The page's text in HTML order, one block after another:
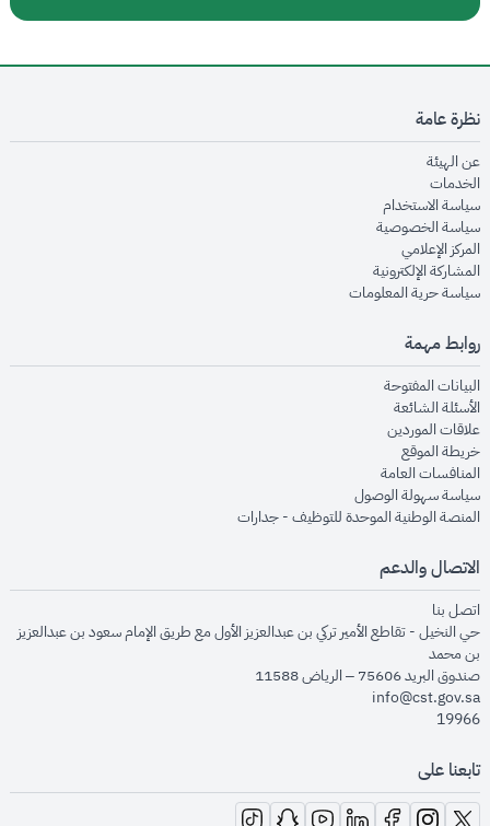
نظرة عامة
عن الهيئةopens in new window
الخدماتopens in new window
سياسة الاستخدام
سياسة الخصوصيةopens in new window
المركز الإعلاميopens in new window
المشاركة الإلكترونيةopens in new window
سياسة حرية المعلوماتopens in new window
روابط مهمة
البيانات المفتوحةopens in new window
الأسئلة الشائعةopens in new window
علاقات الموردينopens in new window
خريطة الموقعopens in new window
المنافسات العامةopens in new window
سياسة سهولة الوصولopens in new window
المنصة الوطنية الموحدة للتوظيف - جداراتopens in new window
الاتصال والدعم
اتصل بنا
حي النخيل - تقاطع الأمير تركي بن عبدالعزيز الأول مع طريق الإمام سعود بن عبدالعزيز
بن محمد
صندوق البريد 75606 – الرياض 11588
info@cst.gov.sa
19966
تابعنا على